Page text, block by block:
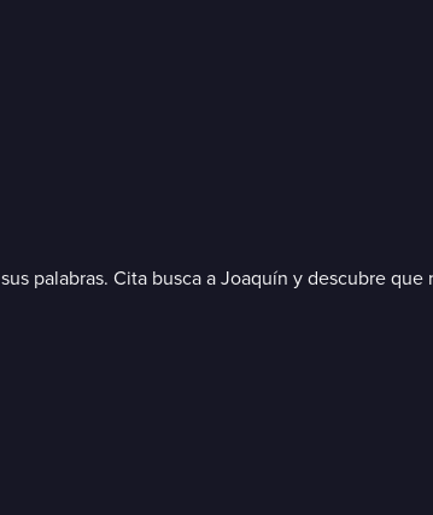
palabras. Cita busca a Joaquín y descubre que